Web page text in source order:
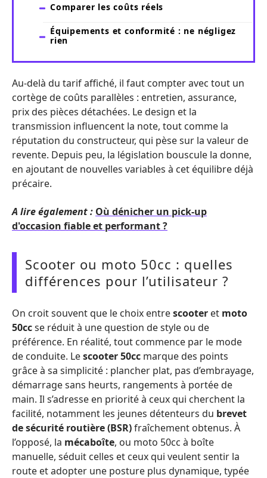
Comparer les coûts réels
Équipements et conformité : ne négligez
rien
Au-delà du tarif affiché, il faut compter avec tout un
cortège de coûts parallèles : entretien, assurance,
prix des pièces détachées. Le design et la
transmission influencent la note, tout comme la
réputation du constructeur, qui pèse sur la valeur de
revente. Depuis peu, la législation bouscule la donne,
en ajoutant de nouvelles variables à cet équilibre déjà
précaire.
A lire également : Où dénicher un pick-up
d'occasion fiable et performant ?
Scooter ou moto 50cc : quelles
différences pour l’utilisateur ?
On croit souvent que le choix entrescooter et moto
50ccse réduit à une question de style ou de
préférence. En réalité, tout commence par le mode
de conduite. Lescooter 50cc marque des points
grâce à sa simplicité : plancher plat, pas d’embrayage,
démarrage sans heurts, rangements à portée de
main. Il s’adresse en priorité à ceux qui cherchent la
facilité, notamment les jeunes détenteurs du brevet
de sécurité routière (BSR)fraîchement obtenus. À
l’opposé, la mécaboîte, ou moto 50cc à boîte
manuelle, séduit celles et ceux qui veulent sentir la
route et adopter une posture plus dynamique, typée